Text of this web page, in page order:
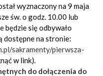
wyznaczony na 9 maja
św. o godz. 10.00 lub
będzie się odbywało
dostępne na stronie:
sakramenty/pierwsza-
w link).
do dołączenia do